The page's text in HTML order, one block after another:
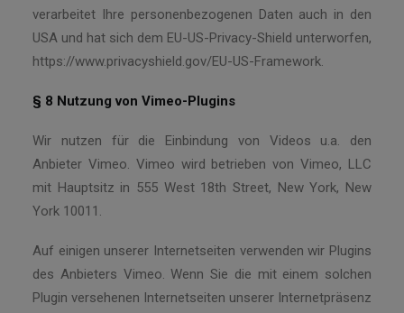
verarbeitet Ihre personenbezogenen Daten auch in den
USA und hat sich dem EU-US-Privacy-Shield unterworfen,
https://www.privacyshield.gov/EU-US-Framework.
§ 8 Nutzung von Vimeo-Plugins
Wir nutzen für die Einbindung von Videos u.a. den
Anbieter Vimeo. Vimeo wird betrieben von Vimeo, LLC
mit Hauptsitz in 555 West 18th Street, New York, New
York 10011.
Auf einigen unserer Internetseiten verwenden wir Plugins
des Anbieters Vimeo. Wenn Sie die mit einem solchen
Plugin versehenen Internetseiten unserer Internetpräsenz